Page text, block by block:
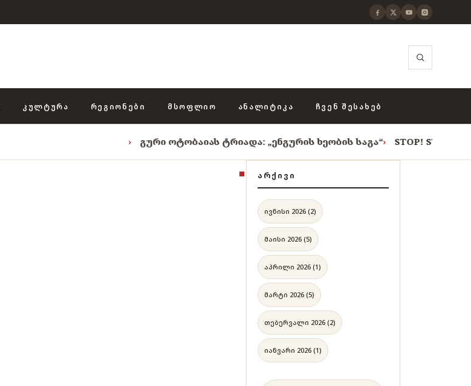
ᲙᲣᲚᲢᲣᲠᲐ ᲠᲔᲒᲘᲝᲜᲔᲑᲘ ᲛᲡᲝᲤᲚᲘᲝ ᲐᲜᲐᲚᲘᲢᲘᲙᲐ ᲩᲕᲔᲜ ᲨᲔᲡᲐᲮᲔᲑ
გური ოტობაიას ტრიადა: „ენგურის ხეობის საგა“› STOP! STOP! STOP!
ᲐᲠᲥᲘᲕᲘ
ივნისი 2026 (2)
მაისი 2026 (5)
აპრილი 2026 (1)
მარტი 2026 (5)
თებერვალი 2026 (2)
იანვარი 2026 (1)